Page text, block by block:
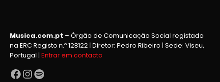
Musica.com.pt – Órgão de Comunicação Social registado
na ERC Registo n.º 128122 | Diretor: Pedro Ribeiro | Sede: Viseu,
Portugal | Entrar em contacto
Facebook
Instagram
Spotify